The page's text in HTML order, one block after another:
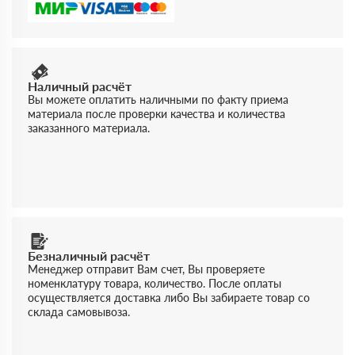
Наличный расчёт
Вы можете оплатить наличными по факту приема
материала после проверки качества и количества
заказанного материала.
Безналичный расчёт
Менеджер отправит Вам счет, Вы проверяете
номенклатуру товара, количество. После оплаты
осуществляется доставка либо Вы забираете товар со
склада самовывоза.